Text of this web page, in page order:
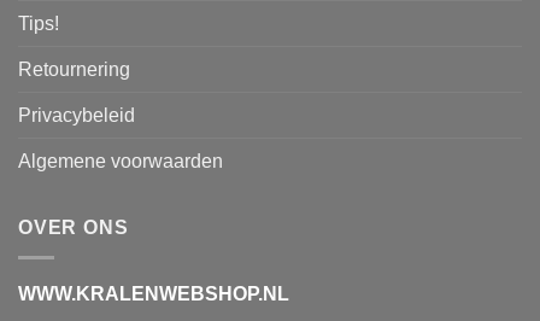
Tips!
Retournering
Privacybeleid
Algemene voorwaarden
OVER ONS
WWW.KRALENWEBSHOP.NL